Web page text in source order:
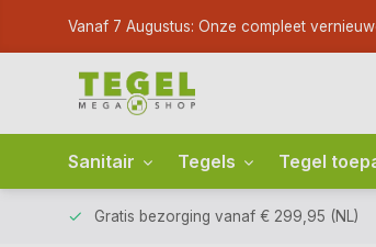
Vanaf 7 Augustus: Onze compleet
Sanitair Tegels Tegel
Gratis bezorging vanaf € 299,95 (NL)